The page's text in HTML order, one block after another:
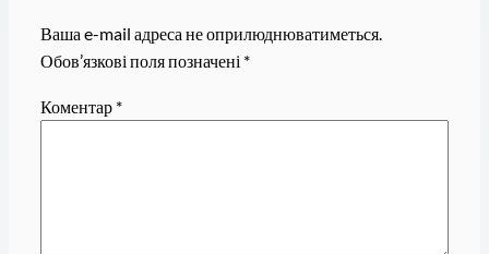
Ваша e-mail адреса не оприлюднюватиметься.
Обов’язкові поля позначені *
Коментар *